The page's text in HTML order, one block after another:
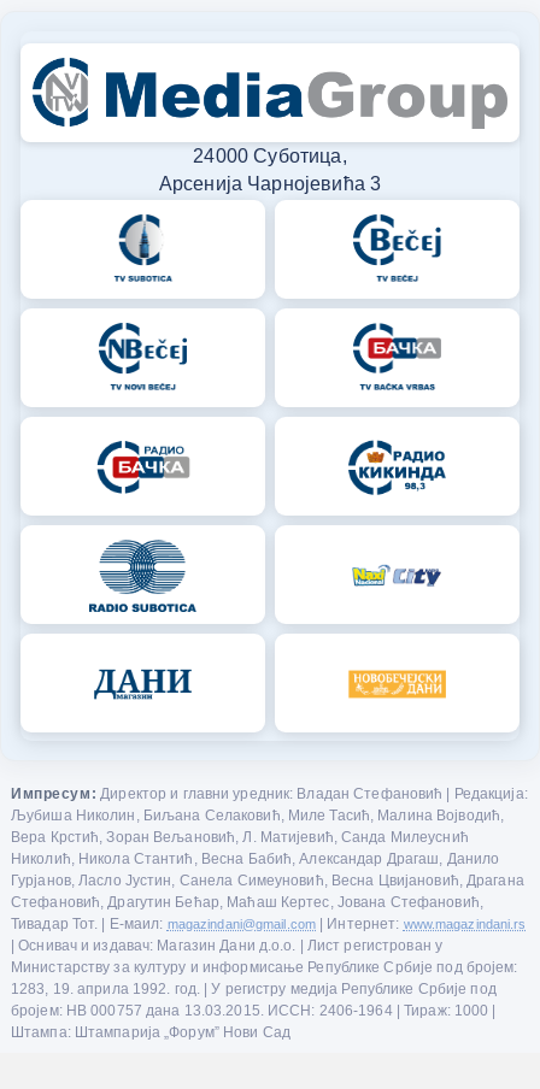
24000 Суботица,
Арсенија Чарнојевића 3
Импресум: Директор и главни уредник: Владан Стефановић | Редакција:
Љубиша Николин, Биљана Селаковић, Миле Тасић, Малина Војводић,
Вера Крстић, Зоран Вељановић, Л. Матијевић, Санда Милеуснић
Николић, Никола Стантић, Весна Бабић, Александар Драгаш, Данило
Гурјанов, Ласло Јустин, Санела Симеуновић, Весна Цвијановић, Драгана
Стефановић, Драгутин Бећар, Маћаш Кертес, Јована Стефановић,
Тивадар Тот. | Е-маил: magazindani@gmail.com | Интернет: www.magazindani.rs
| Оснивач и издавач: Магазин Дани д.о.о. | Лист регистрован у
Министарству за културу и информисање Републике Србије под бројем:
1283, 19. априла 1992. год. | У регистру медија Републике Србије под
бројем: НВ 000757 дана 13.03.2015. ИССН: 2406-1964 | Тираж: 1000 |
Штампа: Штампарија „Форум” Нови Сад